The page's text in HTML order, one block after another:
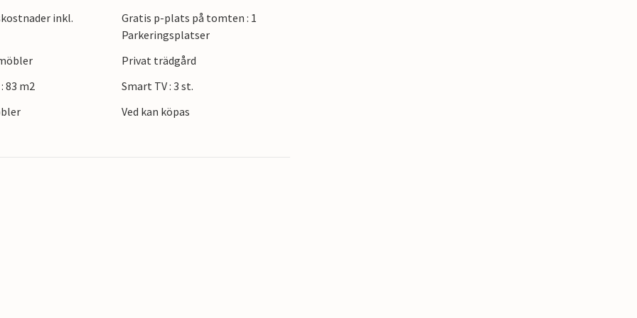
vardagsrummet, som bjuder in till mysiga
Din bostad kompletteras av en välskött,
ett besök till upptäcktsbadet och Damper
staden Eckernförde i söder. Det finns
inkl.
Gratis p-plats på tomten : 1
Parkeringsplatser
Privat trädgård
83 m2
Smart TV : 3 st.
Ved kan köpas